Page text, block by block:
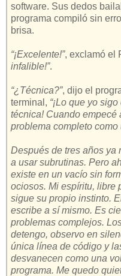
software. Sus dedos
programa compiló sin
brisa.
“¡Excelente!”, exclamó el
infalible!”.
“¿Técnica?”, dijo el
terminal, “¡Lo que yo
técnica! Cuando empecé
problema completo como
Después de tres años ya
a usar subrutinas. Pero
existe en un vacío sin
ociosos. Mi espíritu, libre
sigue su propio instinto.
escribe a sí mismo. Es
problemas complejos.
detengo, observo en
única línea de código y
desvanecen como una
programa. Me quedo